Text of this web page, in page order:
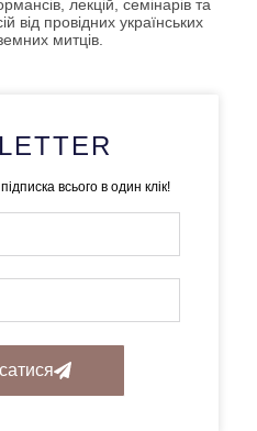
лекцій, семінарів та
від провідних українських
митців.
всього в один клік!